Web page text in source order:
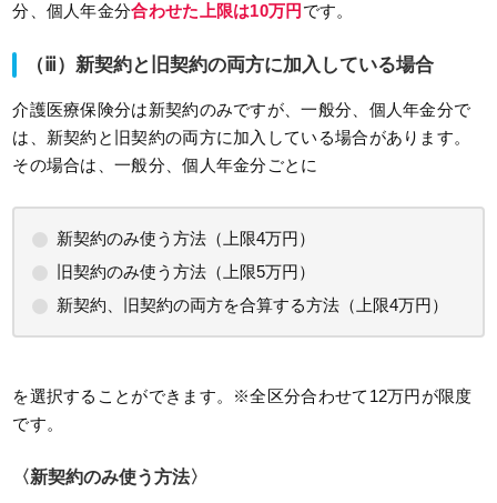
分、個人年金分合わせた上限は10万円 です。
（ⅲ）新契約と旧契約の両方に加入している場合
介護医療保険分は新契約のみですが、一般分、個人年金分で
は、新契約と旧契約の両方に加入している場合があります。
その場合は、一般分、個人年金分ごとに
新契約のみ使う方法（上限4万円）
旧契約のみ使う方法（上限5万円）
新契約、旧契約の両方を合算する方法（上限4万円）
を選択することができます。※全区分合わせて12万円が限度
です。
〈新契約のみ使う方法〉